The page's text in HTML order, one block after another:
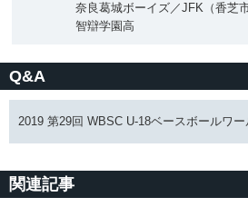
奈良葛城ボーイズ／JFK（香芝
智辯学園高
Q&A
2019 第29回 WBSC U-18ベースボールワ
関連記事